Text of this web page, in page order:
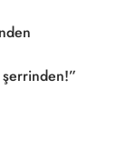
şerrinden!”